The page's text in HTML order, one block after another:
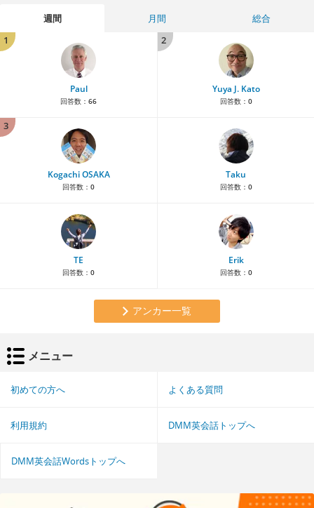
週間 月間
総合
1
Paul
回答数： 66
2
Yuya J. Kato
回答数： 0
3
Kogachi OSAKA
回答数： 0
Taku
回答数： 0
TE
回答数： 0
Erik
回答数： 0
アンカー一覧
メニュー
初めての方へ よくある質問
利用規約 DMM英会話トップへ
DMM英会話Wordsトップへ